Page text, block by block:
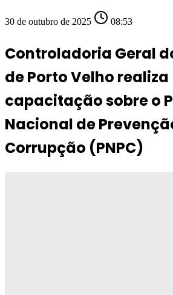
30 de outubro de 2025 08:53
Controladoria Geral
de Porto Velho realiza
capacitação sobre o
Nacional de
Corrupção (PNPC)